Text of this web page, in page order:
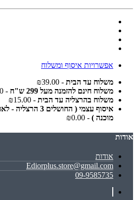
אפשרויות איסוף ומשלוח
משלוח עד הבית - ₪39.00
משלוח חינם להזמנה מעל 299 ש"ח
- ₪0.00
משלוח בהרצליה עד הבית - ₪15.00
איסוף עצמי (
מוכנה ) - ₪0.00
אודות
אודות
Ediorplus.store@gmail.com
09-9585735